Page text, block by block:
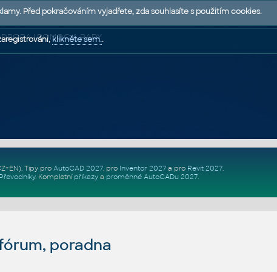
| POMOC A RADY
. Tipy pro AutoCAD 2027, pro Inventor 2027a pro Revit 2027.
Převodníky. Kompletní příkazya proměnné AutoCADu 2027.
poradna
Před pokračováním vyjadřete, zda souhlasíte s použitím cookies.
klikněte sem..